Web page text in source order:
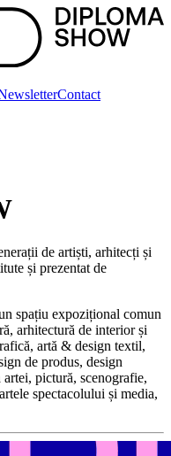
Contact
de artiști, arhitecți și
și prezentat de
spațiu expozițional comun
arhitectură de interior și
artă & design textil,
de produs, design
pictură, scenografie,
spectacolului și media,